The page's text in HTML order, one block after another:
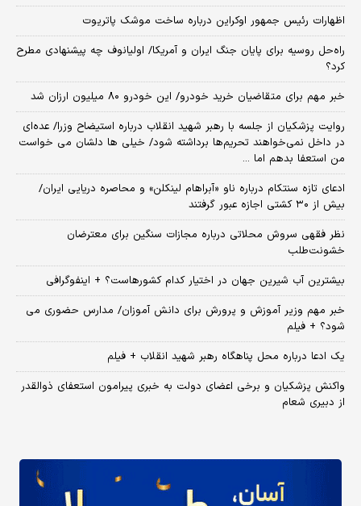
اظهارات رئیس جمهور اوکراین درباره ساخت موشک پاتریوت
راه‌حل روسیه برای پایان جنگ ایران و آمریکا/ اولیانوف چه پیشنهادی مطرح
کرد؟
خبر مهم برای متقاضیان خرید خودرو/ این خودرو ۸۰ میلیون ارزان شد
روایت پزشکیان از جلسه با رهبر شهید انقلاب درباره استیضاح وزرا/ عده‌ای
در داخل نمی‌خواهند تحریم‌ها برداشته شود/ خیلی ها دلشان می خواست
من استعفا بدهم اما ...
ادعای تازه سنتکام درباره ناو «آبراهام لینکلن» و محاصره دریایی ایران/
بیش از ۳۰ کشتی اجازه عبور گرفتند
نظر فقهی سروش محلاتی درباره مجازات سنگین برای معترضان
خشونت‌طلب
بیشترین آب شیرین جهان در اختیار کدام کشورهاست؟ + اینفوگرافی
خبر مهم وزیر آموزش و پرورش برای دانش آموزان/ مدارس حضوری می
شود؟ + فیلم
یک ادعا درباره محل پناهگاه‌ رهبر شهید انقلاب + فیلم
واکنش پزشکیان و برخی اعضای دولت به خبری پیرامون استعفای ذوالقدر
از دبیری شعام